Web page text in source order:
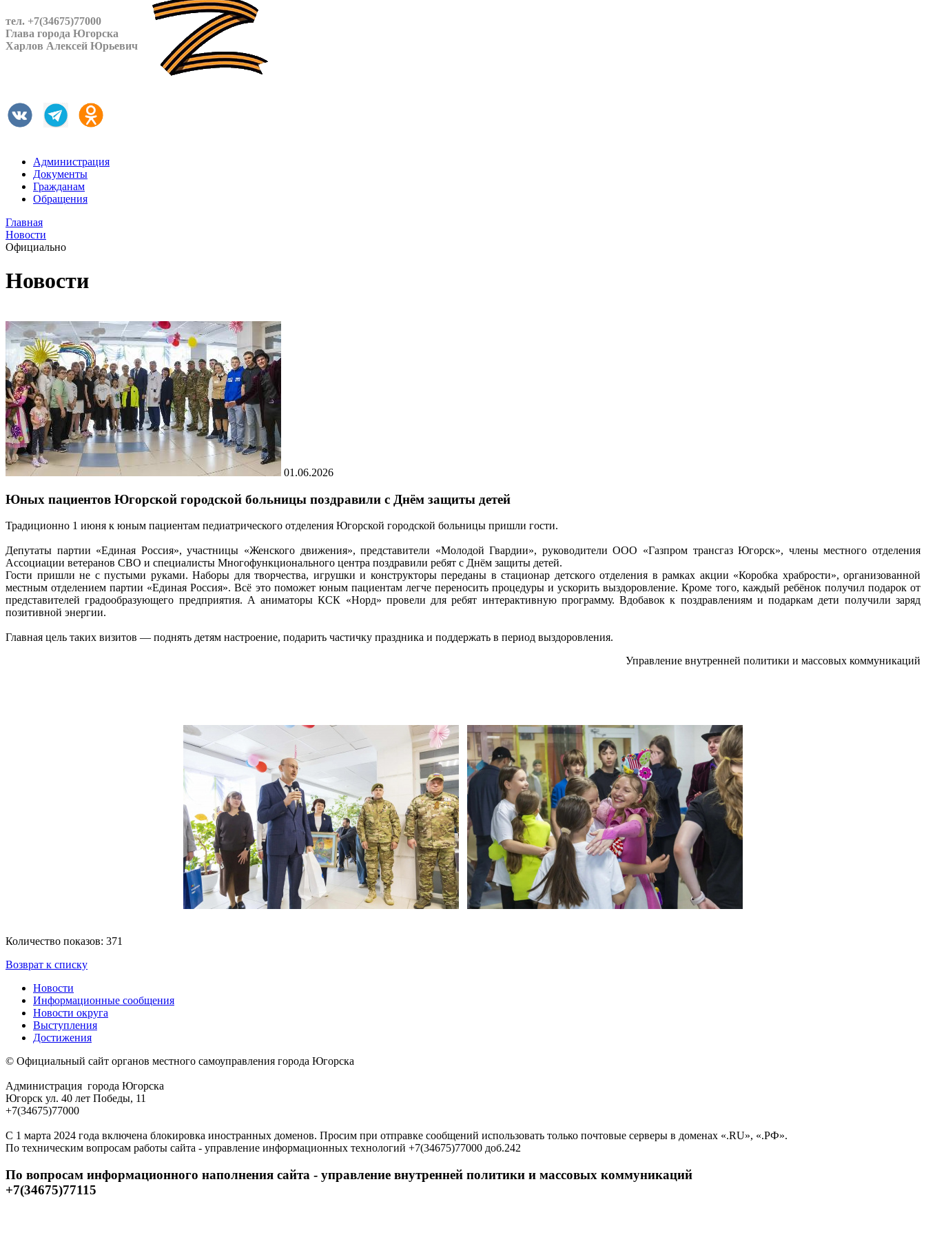
тел. +7(34675)77000
Глава города Югорска
Харлов Алексей Юрьевич
Администрация
Документы
Гражданам
Обращения
Главная
Новости
Официально
Новости
01.06.2026
Юных пациентов Югорской городской больницы поздравили с Днём защиты детей
Традиционно 1 июня к юным пациентам педиатрического отделения Югорской городской больницы пришли гости.
Депутаты партии «Единая Россия», участницы «Женского движения», представители «Молодой Гвардии», руководители ООО «Газпром трансгаз Югорск», члены местного отделения
Ассоциации ветеранов СВО и специалисты Многофункционального центра поздравили ребят с Днём защиты детей.
Гости пришли не с пустыми руками. Наборы для творчества, игрушки и конструкторы переданы в стационар детского отделения в рамках акции «Коробка храбрости», организованной
местным отделением партии «Единая Россия». Всё это поможет юным пациентам легче переносить процедуры и ускорить выздоровление. Кроме того, каждый ребёнок получил подарок от
представителей градообразующего предприятия. А аниматоры КСК «Норд» провели для ребят интерактивную программу. Вдобавок к поздравлениям и подаркам дети получили заряд
позитивной энергии.
Главная цель таких визитов — поднять детям настроение, подарить частичку праздника и поддержать в период выздоровления.
Управление внутренней политики и массовых коммуникаций
Количество показов: 371
Возврат к списку
Новости
Информационные сообщения
Новости округа
Выступления
Достижения
© Официальный сайт органов местного самоуправления города Югорска
Администрация города Югорска
Югорск ул. 40 лет Победы, 11
+7(34675)77000
С 1 марта 2024 года включена блокировка иностранных доменов. Просим при отправке сообщений использовать только почтовые серверы в доменах «.RU», «.РФ».
По техническим вопросам работы сайта - управление информационных технологий +7(34675)77000 доб.242
По вопросам информационного наполнения сайта - управление внутренней политики и массовых коммуникаций
+7(34675)77115